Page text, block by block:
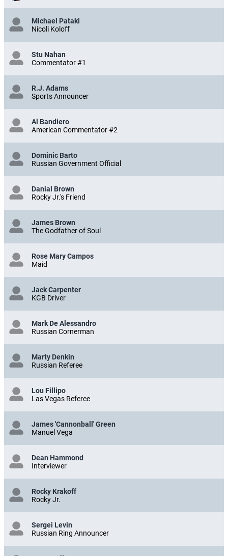
Michael Pataki
Nicoli Koloff
Stu Nahan
Commentator #1
R.J. Adams
Sports Announcer
Al Bandiero
American Commentator #2
Dominic Barto
Russian Government Official
Danial Brown
Rocky Jr.'s Friend
James Brown
The Godfather of Soul
Rose Mary Campos
Maid
Jack Carpenter
KGB Driver
Mark De Alessandro
Russian Cornerman
Marty Denkin
Russian Referee
Lou Fillipo
Las Vegas Referee
James 'Cannonball' Green
Manuel Vega
Dean Hammond
Interviewer
Rocky Krakoff
Rocky Jr.
Sergei Levin
Russian Ring Announcer